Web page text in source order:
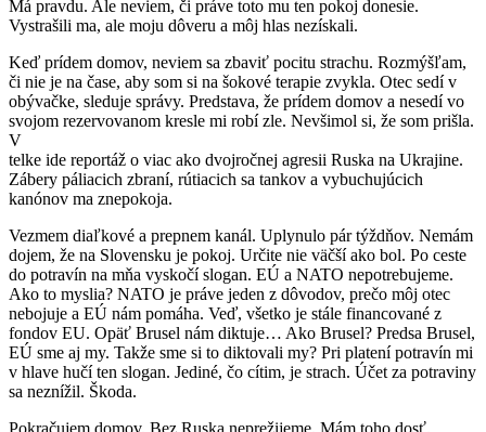
Má pravdu. Ale neviem, či práve toto mu ten pokoj donesie.
Vystrašili ma, ale moju dôveru a môj hlas nezískali.
Keď prídem domov, neviem sa zbaviť pocitu strachu. Rozmýšľam,
či nie je na čase, aby som si na šokové terapie zvykla. Otec sedí v
obývačke, sleduje správy. Predstava, že prídem domov a nesedí vo
svojom rezervovanom kresle mi robí zle. Nevšimol si, že som prišla.
V
telke ide reportáž o viac ako dvojročnej agresii Ruska na Ukrajine.
Zábery páliacich zbraní, rútiacich sa tankov a vybuchujúcich
kanónov ma znepokoja.
Vezmem diaľkové a prepnem kanál. Uplynulo pár týždňov. Nemám
dojem, že na Slovensku je pokoj. Určite nie väčší ako bol. Po ceste
do potravín na mňa vyskočí slogan. EÚ a NATO nepotrebujeme.
Ako to myslia? NATO je práve jeden z dôvodov, prečo môj otec
nebojuje a EÚ nám pomáha. Veď, všetko je stále financované z
fondov EU. Opäť Brusel nám diktuje… Ako Brusel? Predsa Brusel,
EÚ sme aj my. Takže sme si to diktovali my? Pri platení potravín mi
v hlave hučí ten slogan. Jediné, čo cítim, je strach. Účet za potraviny
sa neznížil. Škoda.
Pokračujem domov. Bez Ruska neprežijeme. Mám toho dosť.